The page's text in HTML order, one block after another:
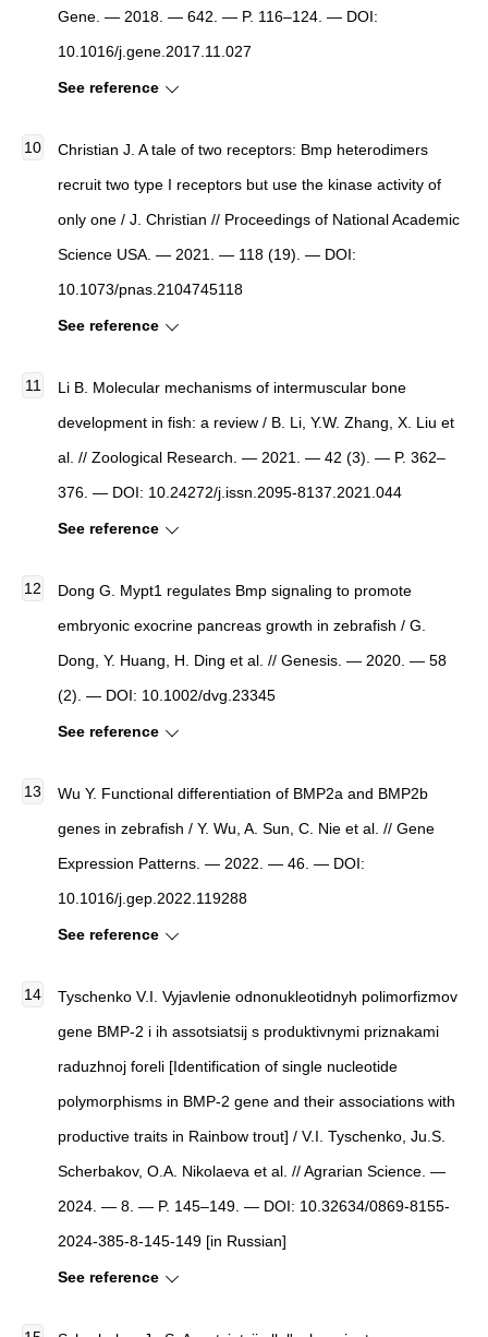
Gene. — 2018. — 642. — P. 116–124. — DOI:
10.1016/j.gene.2017.11.027
See reference
Christian J. A tale of two receptors: Bmp heterodimers
recruit two type I receptors but use the kinase activity of
only one / J. Christian // Proceedings of National Academic
Science USA. — 2021. — 118 (19). — DOI:
10.1073/pnas.2104745118
See reference
Li B. Molecular mechanisms of intermuscular bone
development in fish: a review / B. Li, Y.W. Zhang, X. Liu et
al. // Zoological Research. — 2021. — 42 (3). — P. 362–
376. — DOI: 10.24272/j.issn.2095-8137.2021.044
See reference
Dong G. Mypt1 regulates Bmp signaling to promote
embryonic exocrine pancreas growth in zebrafish / G.
Dong, Y. Huang, H. Ding et al. // Genesis. — 2020. — 58
(2). — DOI: 10.1002/dvg.23345
See reference
Wu Y. Functional differentiation of BMP2a and BMP2b
genes in zebrafish / Y. Wu, A. Sun, C. Nie et al. // Gene
Expression Patterns. — 2022. — 46. — DOI:
10.1016/j.gep.2022.119288
See reference
Tyschenko V.I. Vyjavlenie odnonukleotidnyh polimorfizmov
gene BMP-2 i ih assotsiatsij s produktivnymi priznakami
raduzhnoj foreli [Identification of single nucleotide
polymorphisms in BMP-2 gene and their associations with
productive traits in Rainbow trout] / V.I. Tyschenko, Ju.S.
Scherbakov, O.A. Nikolaeva et al. // Agrarian Science. —
2024. — 8. — P. 145–149. — DOI: 10.32634/0869-8155-
2024-385-8-145-149 [in Russian]
See reference